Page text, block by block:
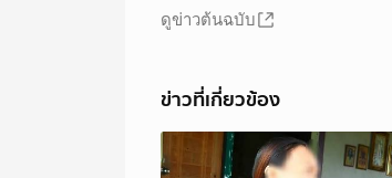
ดูข่าวต้นฉบับ
ข่าวที่เกี่ยวข้อง